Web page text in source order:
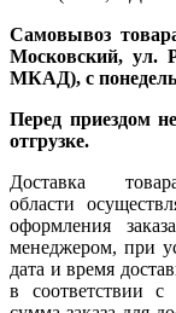
Самовывоз
Московский, ул.
МКАД), с
Перед приездом
отгрузке.
Доставка
области
оформления
менеджером, при
дата и время
в соответствии с